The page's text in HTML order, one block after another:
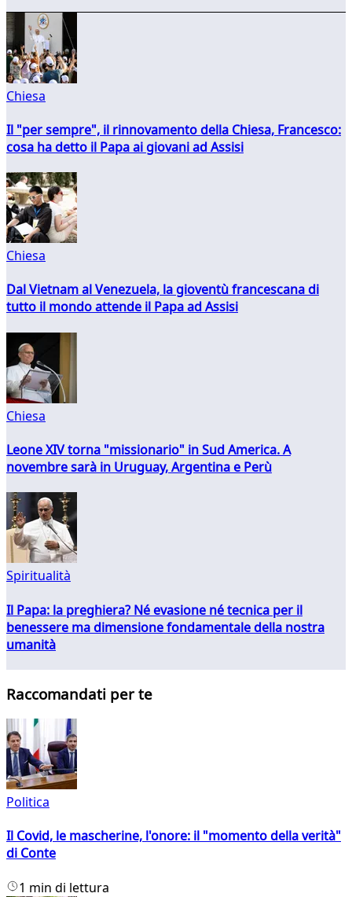
Chiesa
Il "per sempre", il rinnovamento della Chiesa, Francesco:
cosa ha detto il Papa ai giovani ad Assisi
Chiesa
Dal Vietnam al Venezuela, la gioventù francescana di
tutto il mondo attende il Papa ad Assisi
Chiesa
Leone XIV torna "missionario" in Sud America. A
novembre sarà in Uruguay, Argentina e Perù
Spiritualità
Il Papa: la preghiera? Né evasione né tecnica per il
benessere ma dimensione fondamentale della nostra
umanità
Raccomandati per te
Politica
Il Covid, le mascherine, l'onore: il "momento della verità"
di Conte
1 min di lettura